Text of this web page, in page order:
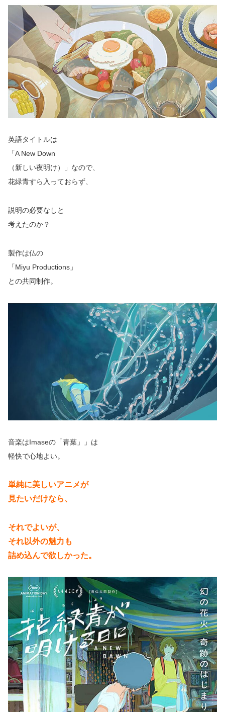
英語タイトルは
「A New Down
（新しい夜明け）」なので、
花緑青すら入っておらず、
説明の必要なしと
考えたのか？
製作は仏の
「Miyu Productions」
との共同制作。
音楽はImaseの「青葉」」は
軽快で心地よい。
単純に美しいアニメが
見たいだけなら、
それでよいが、
それ以外の魅力も
詰め込んで欲しかった。